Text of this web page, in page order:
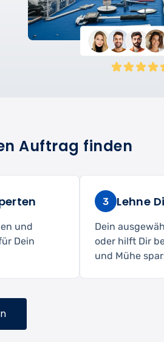
Auftrag finden
und
Dein
3 Lehne
Dein
oder hilft Dir
und Mühe